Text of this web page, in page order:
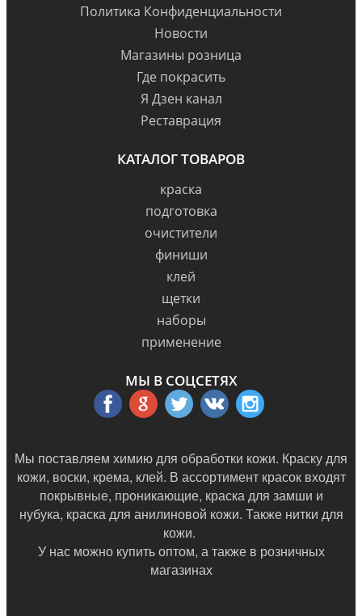
Политика Конфиденциальности
Новости
Магазины розница
Где покрасить
Я Дзен канал
Реставрация
КАТАЛОГ ТОВАРОВ
краска
подготовка
очистители
финиши
клей
щетки
наборы
применение
МЫ В СОЦСЕТЯХ
Мы поставляем химию для обработки кожи. Краску для
кожи, воски, крема, клей. В ассортимент красок входят
покрывные, проникающие, краска для замши и
нубука, краска для анилиновой кожи. Также нитки для
кожи.
У нас можно купить оптом, а также в розничных
магазинах